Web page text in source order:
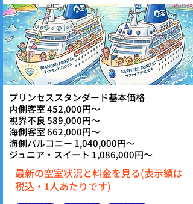
プリンセススタンダード基本価格
内側客室 452,000円～
視界不良 589,000円～
海側客室 662,000円～
海側バルコニー 1,040,000円～
ジュニア・スイート 1,086,000円～
最新の空室状況と料金を見る(表示額は
税込・1人あたりです)